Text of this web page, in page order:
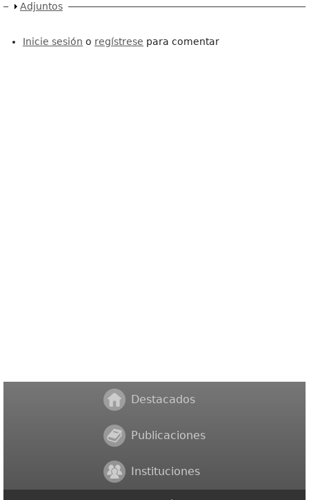
Mostrar
Adjuntos
Inicie sesión o regístrese para comentar
Destacados
Publicaciones
Instituciones